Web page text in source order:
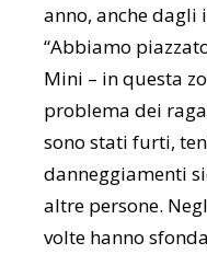
anno, anche
“Abbiamo
Mini – in questa
problema dei
sono stati furti,
danneggiamenti
altre persone.
volte hanno